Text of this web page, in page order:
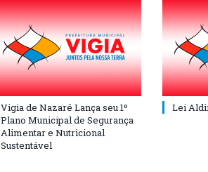
Vigia de Nazaré Lança seu 1º
Plano Municipal de Segurança
Alimentar e Nutricional
Sustentável
Lei